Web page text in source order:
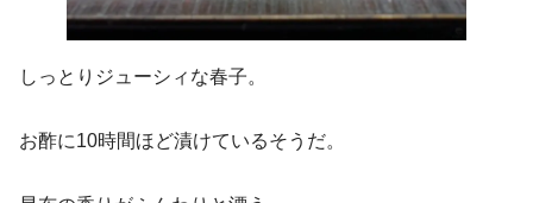
しっとりジューシィな春子。
お酢に10時間ほど漬けているそうだ。